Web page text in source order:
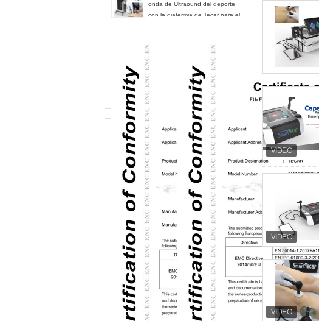
onda de Ultraound del deporte
con la diatermia de Tecar para el
fasciitis plantar